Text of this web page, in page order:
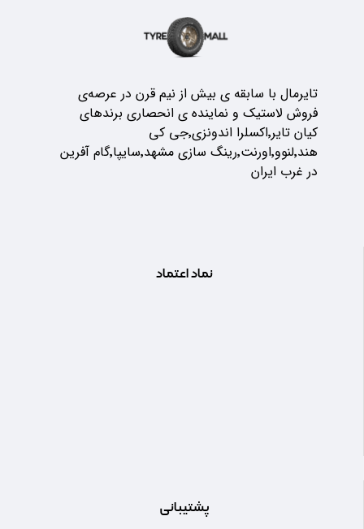
تایرمال با سابقه ی بیش از نیم قرن در عرصه‌ی
فروش لاستیک و نماینده ی انحصاری برندهای
کیان تایر٬اکسلرا اندونزی٬جی کی
هند٬لنوو٬اورنت٬رینگ سازی مشهد٬سایپا٬گام آفرین
در غرب ایران
نماد اعتماد
پشتیبانی